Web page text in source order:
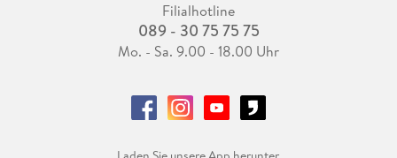
Filialhotline
089 - 30 75 75 75
Mo. - Sa. 9.00 - 18.00 Uhr